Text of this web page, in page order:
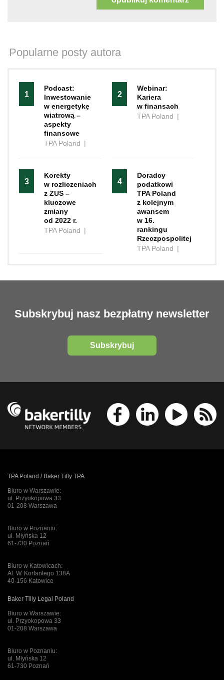
Popularne posty autora
1
Podcast:
Inwestowanie
w energetykę
wiatrową –
aspekty
finansowe
TPA Poland |
2
Webinar:
Kariera
w finansach
TPA Poland |
3
Korekty
w rozliczeniach
z ZUS –
kluczowe
zmiany
od 2022 r.
TPA Poland |
4
Doradcy
podatkowi
TPA Poland
z kolejnym
awansem
w 16.
rankingu
Rzeczpospolitej
TPA Poland |
Subskrybuj nasz bezpłatny newsletter
Subskrybuj
TPA Poland / Baker Tilly TPA
Biuro w Warszawie:
ul. Przyokopowa 33
01-208 Warszawa
Biuro w Poznaniu:
ul. Młyńska 12
61-730 Poznań
Biuro w Katowicach:
Al. W. Korfantego 138A
40-156 Katowice
Baker Tilly Legal Poland
Biuro w Warszawie:
ul. Przyokopowa 33
01-208 Warszawa
Biuro w Poznaniu:
ul. Młyńska 12
61-730 Poznań